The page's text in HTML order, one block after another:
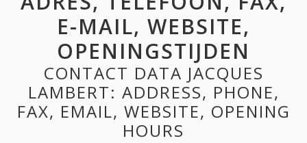
E-MAIL, WEBSITE,
OPENINGSTIJDEN
CONTACT DATA JACQUES
LAMBERT: ADDRESS, PHONE,
FAX, EMAIL, WEBSITE, OPENING
HOURS